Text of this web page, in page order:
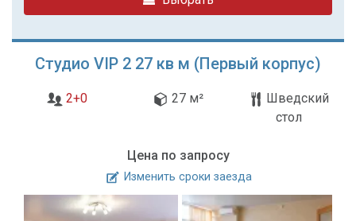
Студио VIP 2 27 кв м (Первый корпус)
2+0 27 м²
Шведский
стол
Цена по запросу
Изменить сроки заезда